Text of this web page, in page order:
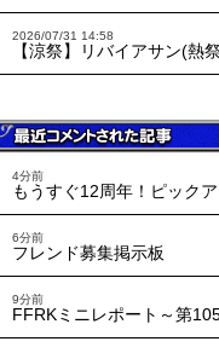
2026/07/31 14:58
【涼祭】リバイアサン(熱
4分前
もうすぐ12周年！ピック
6分前
フレンド募集掲示板
9分前
FFRKミニレポート～第